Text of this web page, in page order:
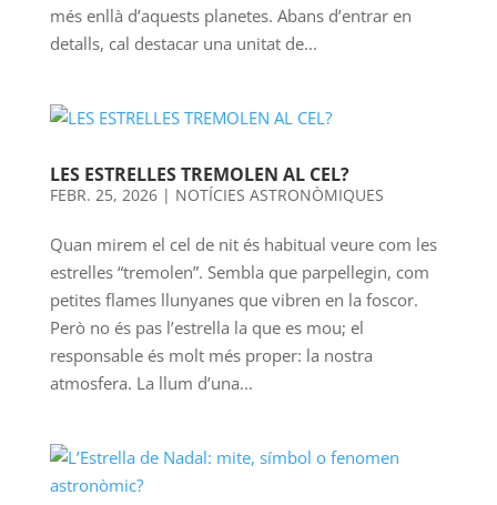
més enllà d’aquests planetes. Abans d’entrar en
detalls, cal destacar una unitat de...
LES ESTRELLES TREMOLEN AL CEL?
FEBR. 25, 2026| NOTÍCIES ASTRONÒMIQUES
Quan mirem el cel de nit és habitual veure com les
estrelles “tremolen”. Sembla que parpellegin, com
petites flames llunyanes que vibren en la foscor.
Però no és pas l’estrella la que es mou; el
responsable és molt més proper: la nostra
atmosfera. La llum d’una...